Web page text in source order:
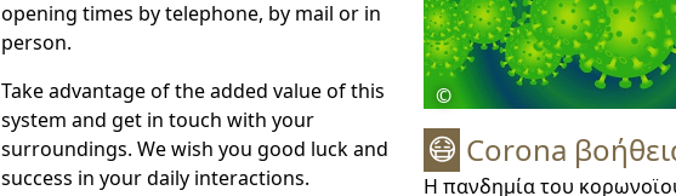
opening times by telephone, by mail or in
person.
Take advantage of the added value of this
system and get in touch with your
surroundings. We wish you good luck and
success in your daily interactions.
©
😷 Corona
Η πανδημία του